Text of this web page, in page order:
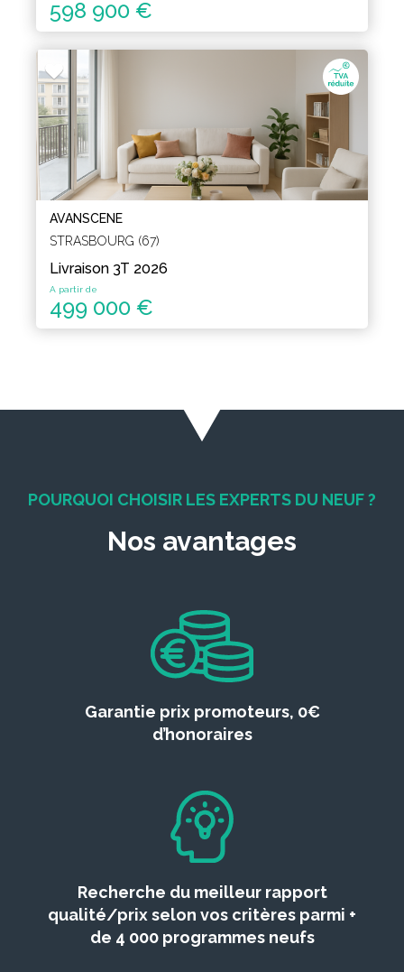
598 900 €
AVANSCENE
STRASBOURG (67)
Livraison 3T 2026
A partir de
499 000 €
POURQUOI CHOISIR LES EXPERTS DU NEUF ?
Nos avantages
Garantie prix promoteurs, 0€
d’honoraires
Recherche du meilleur rapport
qualité/prix selon vos critères parmi +
de 4 000 programmes neufs